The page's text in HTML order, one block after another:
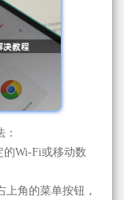
的Wi-Fi或移动数
上角的菜单按钮，